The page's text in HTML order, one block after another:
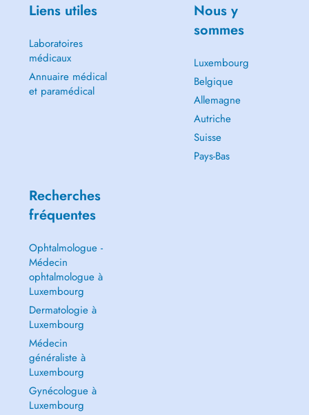
Liens utiles
Laboratoires
médicaux
Annuaire médical
et paramédical
Nous y
sommes
Luxembourg
Belgique
Allemagne
Autriche
Suisse
Pays-Bas
Recherches
fréquentes
Ophtalmologue -
Médecin
ophtalmologue à
Luxembourg
Dermatologie à
Luxembourg
Médecin
généraliste à
Luxembourg
Gynécologue à
Luxembourg